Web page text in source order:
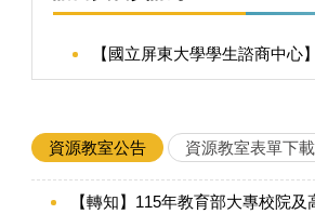
【國立屏東大學學生諮商中
資源教室公告 資源教室表單下載
【轉知】115年教育部大專校院